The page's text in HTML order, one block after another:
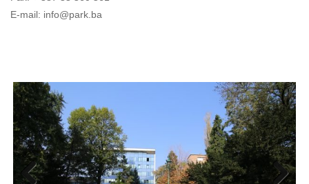
E-mail: info@park.ba